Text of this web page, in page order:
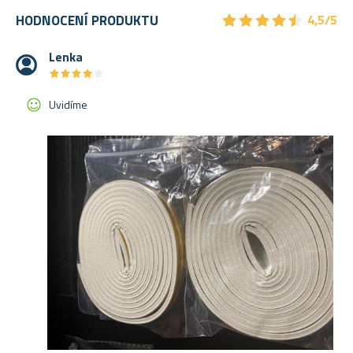
HODNOCENÍ PRODUKTU ★★★★★
★★★★★
4,5/5
Lenka
★★★★
★★★★
Uvidíme